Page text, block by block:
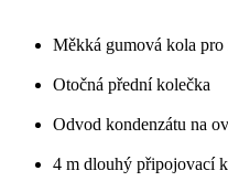
Měkká gumová kola
Otočná přední kolečka
Odvod kondenzátu na
4 m dlouhý připojovací